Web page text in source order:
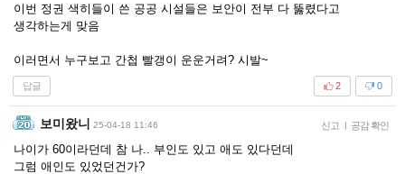
이번 정권 색히들이 쓴 공공 시설들은 보안이 전부 다 뚫렸다고
생각하는게 맞음
이러면서 누구보고 간첩 빨갱이 운운거려? 시발~
답글 0
2
보미왔니 25-04-18 11:46 신고 | 공감 확인
나이가 60이라던데 참 나.. 부인도 있고 애도 있다던데
그럼 애인도 있었던건가?